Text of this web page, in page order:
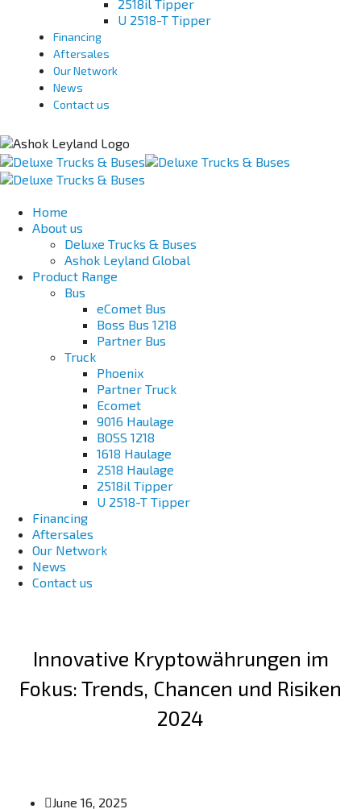
2518il Tipper
U 2518-T Tipper
Financing
Aftersales
Our Network
News
Contact us
Home
About us
Deluxe Trucks & Buses
Ashok Leyland Global
Product Range
Bus
eComet Bus
Boss Bus 1218
Partner Bus
Truck
Phoenix
Partner Truck
Ecomet
9016 Haulage
BOSS 1218
1618 Haulage
2518 Haulage
2518il Tipper
U 2518-T Tipper
Financing
Aftersales
Our Network
News
Contact us
Innovative Kryptowährungen im
Fokus: Trends, Chancen und Risiken
2024
June 16, 2025